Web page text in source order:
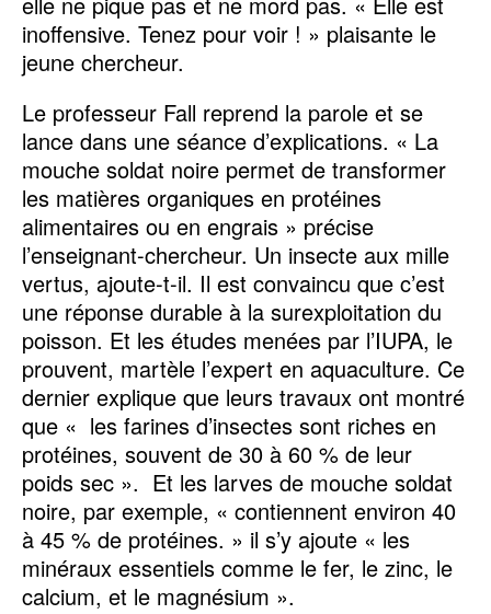
inoffensive. Tenez pour voir ! » plaisante le
jeune chercheur.
Le professeur Fall reprend la parole et se
lance dans une séance d’explications. « La
mouche soldat noire permet de transformer
les matières organiques en protéines
alimentaires ou en engrais » précise
l’enseignant-chercheur. Un insecte aux mille
vertus, ajoute-t-il. Il est convaincu que c’est
une réponse durable à la surexploitation du
poisson. Et les études menées par l’IUPA, le
prouvent, martèle l’expert en aquaculture. Ce
dernier explique que leurs travaux ont montré
que « les farines d’insectes sont riches en
protéines, souvent de 30 à 60 % de leur
poids sec ». Et les larves de mouche soldat
noire, par exemple, « contiennent environ 40
à 45 % de protéines. » il s’y ajoute « les
minéraux essentiels comme le fer, le zinc, le
calcium, et le magnésium ».